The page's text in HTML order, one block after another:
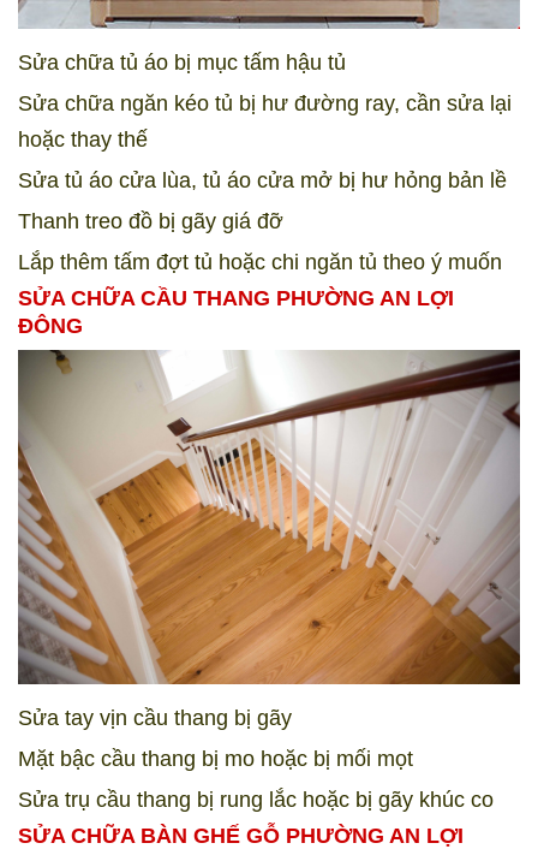
Sửa chữa tủ áo bị mục tấm hậu tủ
Sửa chữa ngăn kéo tủ bị hư đường ray, cần sửa lại
hoặc thay thế
Sửa tủ áo cửa lùa, tủ áo cửa mở bị hư hỏng bản lề
Thanh treo đồ bị gãy giá đỡ
Lắp thêm tấm đợt tủ hoặc chi ngăn tủ theo ý muốn
SỬA CHỮA CẦU THANG PHƯỜNG AN LỢI
ĐÔNG
Sửa tay vịn cầu thang bị gãy
Mặt bậc cầu thang bị mo hoặc bị mối mọt
Sửa trụ cầu thang bị rung lắc hoặc bị gãy khúc co
SỬA CHỮA BÀN GHẾ GỖ PHƯỜNG AN LỢI